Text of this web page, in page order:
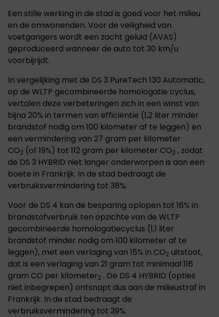
Een stille werking in de stad is goed voor het milieu
en de omwonenden. Voor de veiligheid van
voetgangers wordt een zacht geluid (AVAS)
geproduceerd wanneer de auto tot 30 km/u
voorbijrijdt.
In vergelijking met de DS 3 PureTech 130 Automatic,
op de WLTP gecombineerde homologatie cyclus,
vertalen deze verbeteringen zich in een winst van
bijna 20% in termen van efficiëntie (1,2 liter minder
brandstof nodig om 100 kilometer af te leggen) en
een vermindering van 27 gram per kilometer
CO2 (of 19%) tot 112 gram per kilometer CO2 , zodat
de DS 3 HYBRID niet langer onderworpen is aan een
boete in Frankrijk. In de stad bedraagt de
verbruiksvermindering tot 38%.
Voor de DS 4 kan de besparing oplopen tot 16% in
brandstofverbruik ten opzichte van de WLTP
gecombineerde homologatiecyclus (1,1 liter
brandstof minder nodig om 100 kilometer af te
leggen), met een verlaging van 15% in CO2 uitstoot,
dat is een verlaging van 21 gram tot minimaal 116
gram CO per kilometer2 . De DS 4 HYBRID (opties
niet inbegrepen) ontsnapt dus aan de milieustraf in
Frankrijk. In de stad bedraagt de
verbruiksvermindering tot 39%.